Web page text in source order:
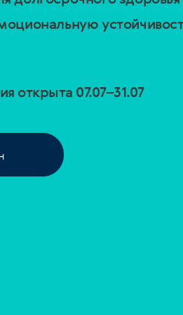
открыта 07.07–31.07